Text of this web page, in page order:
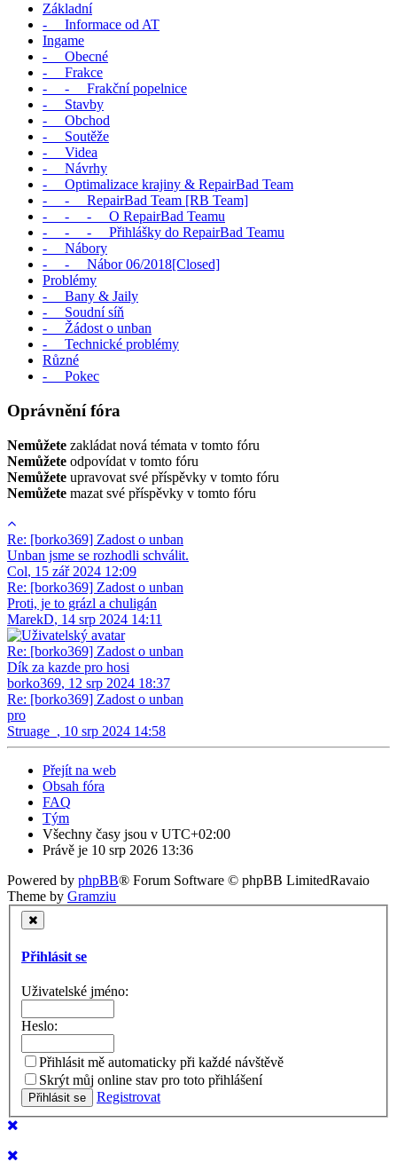
Základní
- Informace od AT
Ingame
- Obecné
- Frakce
- - Frakční popelnice
- Stavby
- Obchod
- Soutěže
- Videa
- Návrhy
- Optimalizace krajiny & RepairBad Team
- - RepairBad Team [RB Team]
- - - O RepairBad Teamu
- - - Přihlášky do RepairBad Teamu
- Nábory
- - Nábor 06/2018[Closed]
Problémy
- Bany & Jaily
- Soudní síň
- Žádost o unban
- Technické problémy
Různé
- Pokec
Oprávnění fóra
Nemůžete zakládat nová témata v tomto fóru
Nemůžete odpovídat v tomto fóru
Nemůžete upravovat své příspěvky v tomto fóru
Nemůžete mazat své příspěvky v tomto fóru
Re: [borko369] Zadost o unban
Unban jsme se rozhodli schválit.
Col, 15 zář 2024 12:09
Re: [borko369] Zadost o unban
Proti, je to grázl a chuligán
MarekD, 14 srp 2024 14:11
Re: [borko369] Zadost o unban
Dík za kazde pro hosi
borko369, 12 srp 2024 18:37
Re: [borko369] Zadost o unban
pro
Struage_ , 10 srp 2024 14:58
Přejít na web
Obsah fóra
FAQ
Tým
Všechny časy jsou v UTC+02:00
Právě je 10 srp 2026 13:36
Powered by phpBB® Forum Software © phpBB LimitedRavaio
Theme by Gramziu
Přihlásit se
Uživatelské jméno:
Heslo:
Přihlásit mě automaticky při každé návštěvě
Skrýt můj online stav pro toto přihlášení
Registrovat